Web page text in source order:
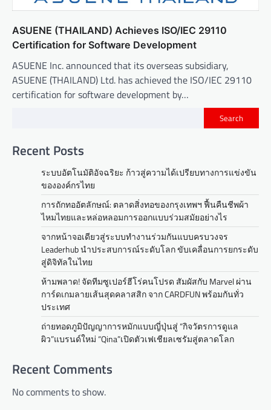
ASUENE (THAILAND) Achieves ISO/IEC 29110
Certification for Software Development
ASUENE Inc. announced that its overseas subsidiary,
ASUENE (THAILAND) Ltd. has achieved the ISO/IEC 29110
certification for software development by…
Search
Recent Posts
ระบบอัตโนมัติอัจฉริยะ ก้าวสู่ความได้เปรียบทางการแข่งขัน
ขององค์กรไทย
การถักทออัตลักษณ์: ตลาดสิ่งทอของกรุงเทพฯ ฟื้นคืนชีพผ้า
ไหมไทยและหล่อหลอมการออกแบบร่วมสมัยอย่างไร
จากหน้าจอเดียวสู่ระบบทำงานร่วมกันแบบครบวงจร
Leaderhub นำประสบการณ์ระดับโลก ขับเคลื่อนการยกระดับ
สู่ดิจิทัลในไทย
ห้ามพลาด! จัดทีมซูเปอร์ฮีโร่คนโปรด สัมผัสกับ Marvel ผ่าน
การ์ดเกมลายเส้นสุดคลาสสิก จาก CARDFUN พร้อมกันทั่ว
ประเทศ
ถ่ายทอดภูมิปัญญาการหมักแบบญี่ปุ่นสู่ “กิจวัตรการดูแล
ผิว”แบรนด์ใหม่ “Qina”เปิดตัวเฟเชียลเซรัมสู่ตลาดโลก
Recent Comments
No comments to show.